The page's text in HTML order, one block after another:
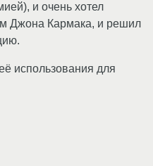
и очень хотел
Джона Кармака, и решил
использования для